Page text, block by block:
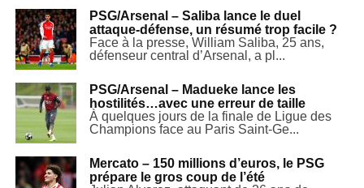
PSG/Arsenal – Saliba lance le duel
attaque-défense, un résumé trop facile ?
Face à la presse, William Saliba, 25 ans,
défenseur central d’Arsenal, a pl...
PSG/Arsenal – Madueke lance les
hostilités…avec une erreur de taille
À quelques jours de la finale de Ligue des
Champions face au Paris Saint-Ge...
Mercato – 150 millions d’euros, le PSG
prépare le gros coup de l’été